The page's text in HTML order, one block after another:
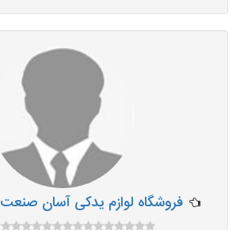
فروشگاه لوازم یدکی آسان صنعت